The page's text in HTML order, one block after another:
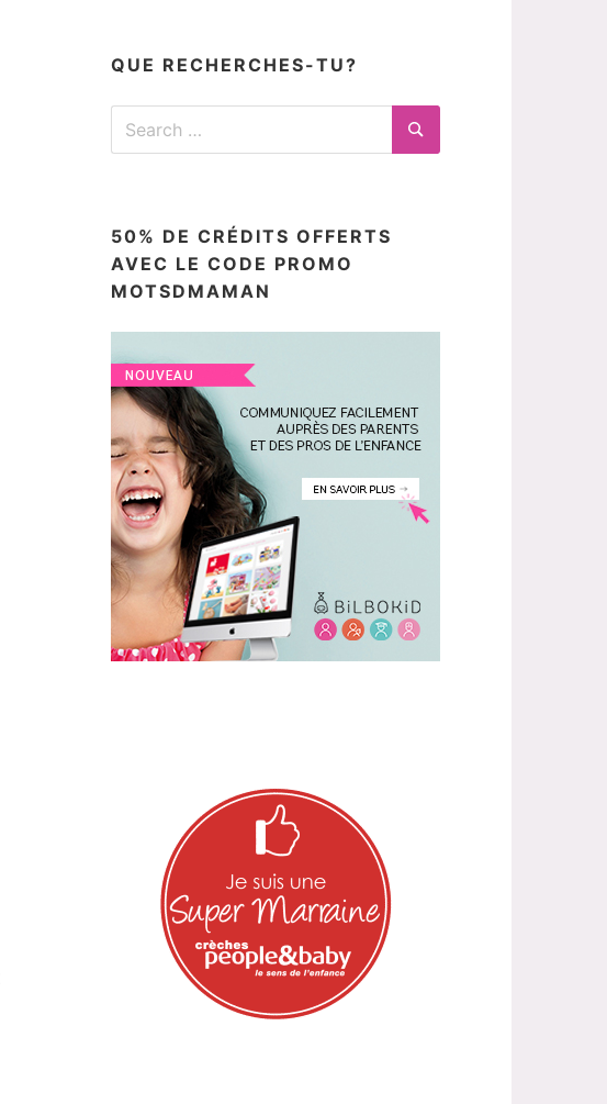
QUE RECHERCHES-TU?
Search
Search
50% DE CRÉDITS OFFERTS
AVEC LE CODE PROMO
MOTSDMAMAN